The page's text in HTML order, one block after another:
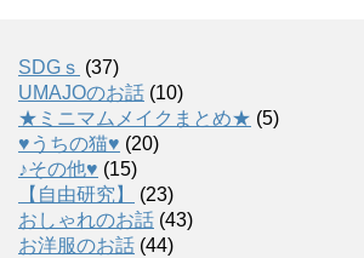
SDGｓ (37)
UMAJOのお話 (10)
★ミニマムメイクまとめ★ (5)
♥うちの猫♥ (20)
♪その他♥ (15)
【自由研究】
(23)
おしゃれのお話 (43)
お洋服のお話 (44)